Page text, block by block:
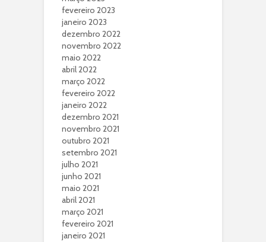
fevereiro 2023
janeiro 2023
dezembro 2022
novembro 2022
maio 2022
abril 2022
março 2022
fevereiro 2022
janeiro 2022
dezembro 2021
novembro 2021
outubro 2021
setembro 2021
julho 2021
junho 2021
maio 2021
abril 2021
março 2021
fevereiro 2021
janeiro 2021